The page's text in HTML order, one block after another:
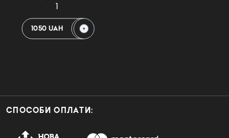
1
1050 UAH
СПОСОБИ ОПЛАТИ: